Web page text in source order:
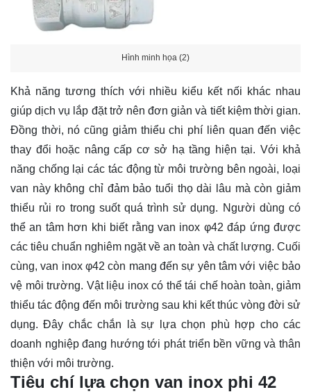
Hình minh họa (2)
Khả năng tương thích với nhiều kiểu kết nối khác nhau
giúp dịch vụ lắp đặt trở nên đơn giản và tiết kiệm thời gian.
Đồng thời, nó cũng giảm thiểu chi phí liên quan đến việc
thay đổi hoặc nâng cấp cơ sở hạ tầng hiện tại. Với khả
năng chống lại các tác động từ môi trường bên ngoài, loại
van này không chỉ đảm bảo tuổi thọ dài lâu mà còn giảm
thiểu rủi ro trong suốt quá trình sử dụng. Người dùng có
thể an tâm hơn khi biết rằng van inox φ42 đáp ứng được
các tiêu chuẩn nghiêm ngặt về an toàn và chất lượng. Cuối
cùng, van inox φ42 còn mang đến sự yên tâm với việc bảo
vệ môi trường. Vật liệu inox có thể tái chế hoàn toàn, giảm
thiểu tác động đến môi trường sau khi kết thúc vòng đời sử
dụng. Đây chắc chắn là sự lựa chọn phù hợp cho các
doanh nghiệp đang hướng tới phát triển bền vững và thân
thiện với môi trường.
Tiêu chí lựa chọn van inox phi 42